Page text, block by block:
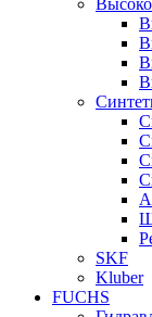
SKF
Kluber
FUCHS